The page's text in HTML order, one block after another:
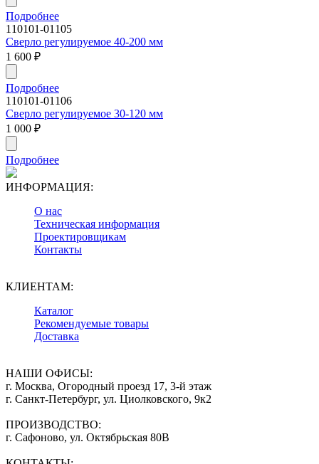
Подробнее
110101-01105
Сверло регулируемое 40-200 мм
1 600 ₽
Подробнее
110101-01106
Сверло регулируемое 30-120 мм
1 000 ₽
Подробнее
ИНФОРМАЦИЯ:
О нас
Техническая информация
Проектировщикам
Контакты
КЛИЕНТАМ:
Каталог
Рекомендуемые товары
Доставка
НАШИ ОФИСЫ:
г. Москва, Огородный проезд 17, 3-й этаж
г. Санкт-Петербург, ул. Циолковского, 9к2
ПРОИЗВОДСТВО:
г. Сафоново, ул. Октябрьская 80В